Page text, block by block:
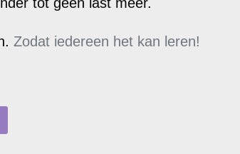
Zodat iedereen het kan leren!